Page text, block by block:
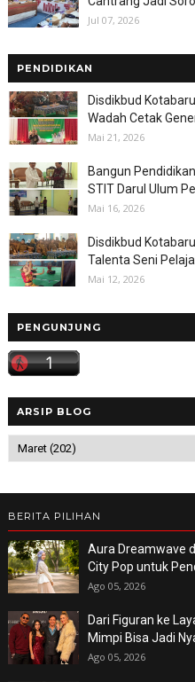
Jul 07, 2026
PENDIDIKAN
Disdikbud
Wadah Cetak
Mai 21, 2026
Bangun
STIT Darul Ulum
Mai 16, 2026
Disdikbud
Talenta Seni
Mai 12, 2026
PENGUNJUNG
ARSIP BLOG
BERITA PILIHAN
Aura Dreamwave
City Pop untuk
Ago 05, 2026
Dari Figuran ke
Mimpi Bisa Jadi
Ago 05, 2026